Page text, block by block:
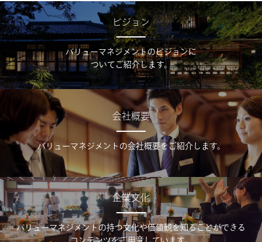
ビジョン
バリューマネジメントのビジョンに
ついてご紹介します。
会社概要
バリューマネジメントの会社概要をご紹介します。
企業文化
バリューマネジメントの持つ文化や価値観を知ることができる